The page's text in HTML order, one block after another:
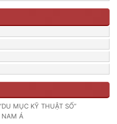
MỤC KỸ THUẬT SỐ”
NAM Á